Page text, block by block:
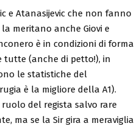
e Atanasijevic che non fanno
meritano anche Giovi e
è in condizioni di forma
tutte (anche di petto!), in
le statistiche del
è la migliore della A1).
del regista salvo rare
ma se la Sir gira a meraviglia